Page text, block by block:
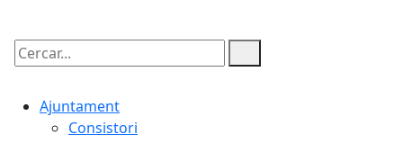
Cercar:
Ajuntament
Consistori